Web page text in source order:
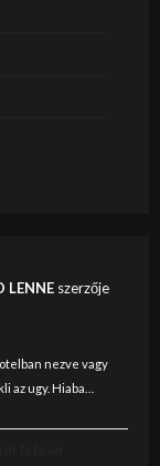
LENNEszerzője
nezve vagy
az ugy. Hiaba…